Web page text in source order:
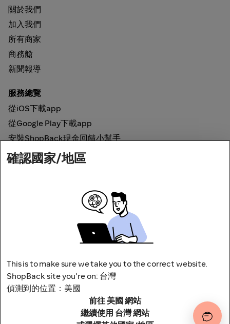
關於我們
加入我們
所有商家
商務艙
新聞報導
服務總覽
從iOS下載app
從Google Play下載app
安裝ShopBack現金回饋小幫手
如何運作
地址：台北市松山區南京東路四段1號8樓
隱私權政策
確認國家/地區
This is to make sure we take you to the correct website.
ShopBack site you're on: 台灣
偵測到的位置：美國
前往 美國 網站
繼續使用 台灣 網站